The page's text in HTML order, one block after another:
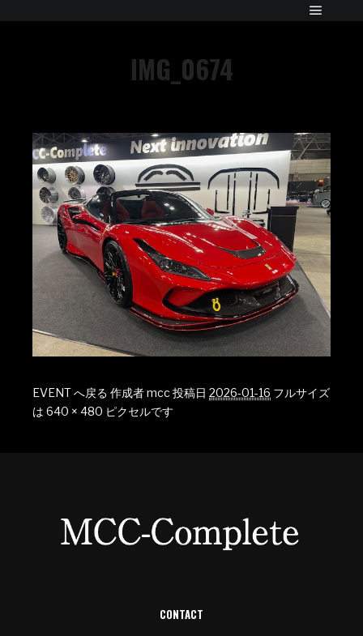
IMG_0674
EVENT へ戻る 作成者mcc投稿日 2026-01-16 フルサイズ
は 640 × 480 ピクセルです
CONTACT